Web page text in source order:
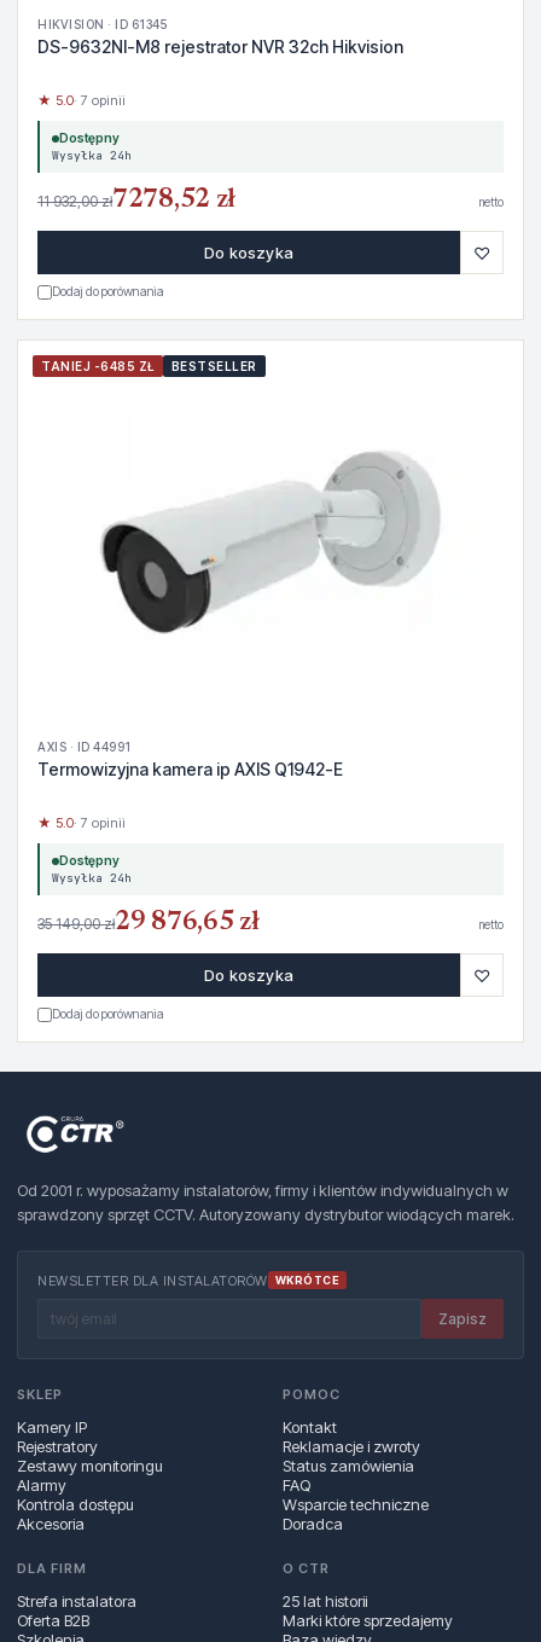
HIKVISION · ID 61345
DS-9632NI-M8 rejestrator NVR 32ch Hikvision
★ 5.0· 7 opinii
Dostępny
Wysyłka 24h
11 932,00 zł7278,52 zł netto
Do koszyka ♡
Dodaj do porównania
TANIEJ -6485 ZŁ BESTSELLER
AXIS · ID 44991
Termowizyjna kamera ip AXIS Q1942-E
★ 5.0· 7 opinii
Dostępny
Wysyłka 24h
35 149,00 zł29 876,65 zł netto
Do koszyka ♡
Dodaj do porównania
Od 2001 r. wyposażamy instalatorów, firmy i klientów indywidualnych w
sprawdzony sprzęt CCTV. Autoryzowany dystrybutor wiodących marek.
NEWSLETTER DLA INSTALATORÓW WKRÓTCE
Zapisz
SKLEP
Kamery IP
Rejestratory
Zestawy monitoringu
Alarmy
Kontrola dostępu
Akcesoria
POMOC
Kontakt
Reklamacje i zwroty
Status zamówienia
FAQ
Wsparcie techniczne
Doradca
DLA FIRM
Strefa instalatora
Oferta B2B
O CTR
25 lat historii
Marki które sprzedajemy